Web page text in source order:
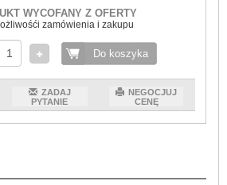
WYCOFANY Z OFERTY
zamówienia i zakupu
Do koszyka
ZADAJ
PYTANIE
NEGOCJUJ
CENĘ